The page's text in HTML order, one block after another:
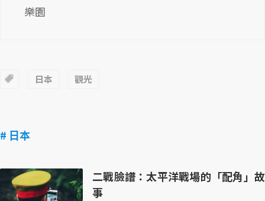
樂園
日本 觀光
# 日本
二戰臉譜：太平洋戰場的「配角」故
事